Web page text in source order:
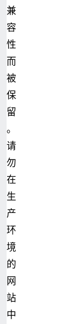
兼
容
性
而
被
保
留
。
请
勿
在
生
产
环
境
的
网
站
中